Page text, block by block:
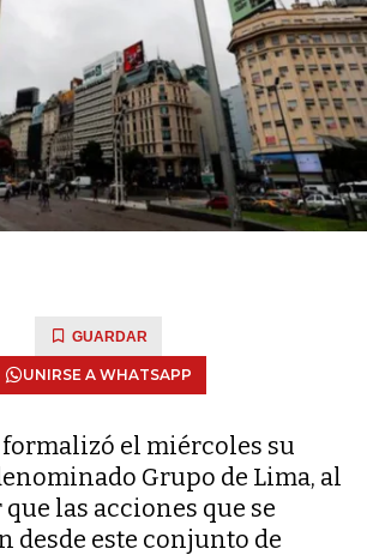
GUARDAR
UNIRSE A WHATSAPP
el miércoles su
Grupo de Lima, al
las acciones que se
desde este conjunto de